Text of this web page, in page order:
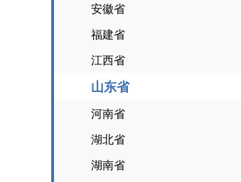
安徽省
福建省
江西省
山东省
河南省
湖北省
湖南省